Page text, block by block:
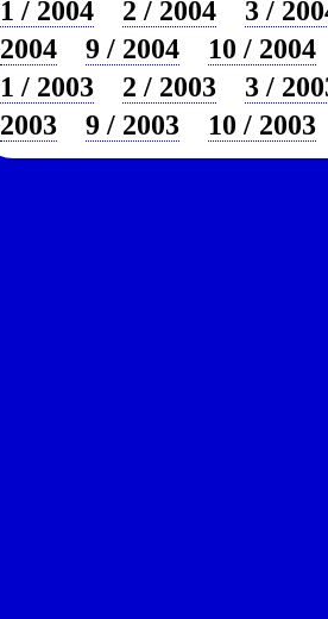
1 / 2004 2 / 2004
3 /
2004
9 / 2004
10 / 2004
1 / 2003
2 / 2003
3 /
2003
9 / 2003 10 / 2003